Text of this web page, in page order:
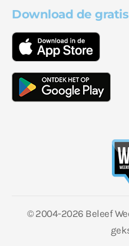
Download de
© 2004-2026 Beleef